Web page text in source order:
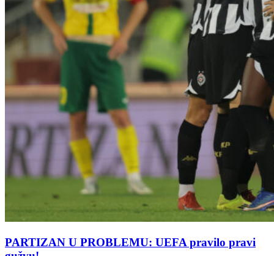
PARTIZAN U PROBLEMU: UEFA pravilo pravi